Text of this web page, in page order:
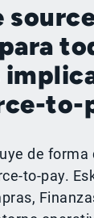
to-
de forma
to-pay.